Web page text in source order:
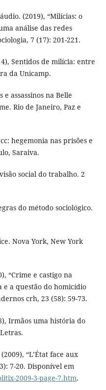
(2019), “Milícias: o
análise das redes
7 (17): 201-221.
Sentidos de milícia: entre
da Unicamp.
assassinos na Belle
Rio de Janeiro, Paz e
hegemonia nas prisões e
Saraiva.
social do trabalho. 2
do método sociológico.
Nova York, New York
“Crime e castigo na
a questão do homicídio
crh, 23 (58): 59-73.
Irmãos uma história do
“L’État face aux
7-20. Disponível em
2009-3-page-7.htm.